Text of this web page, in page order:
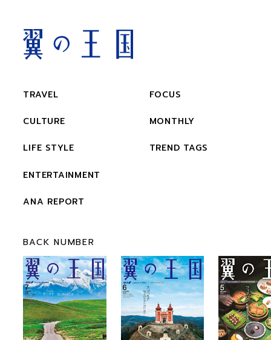
TRAVEL
CULTURE
LIFE STYLE
ENTERTAINMENT
ANA REPORT
FOCUS
MONTHLY
TREND TAGS
BACK NUMBER